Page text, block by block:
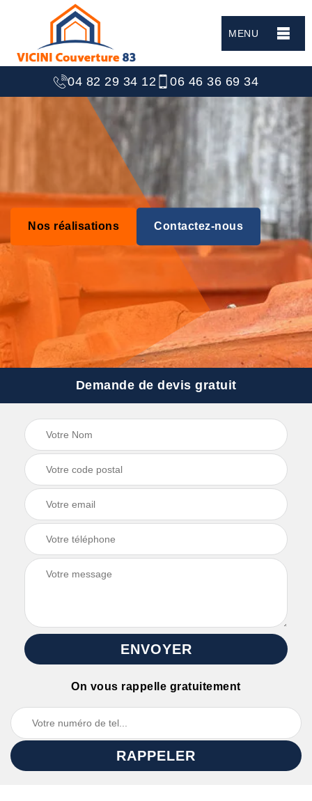
MENU
04 82 29 34 12 06 46 36 69 34
Nos réalisations Contactez-nous
Demande de devis gratuit
On vous rappelle gratuitement